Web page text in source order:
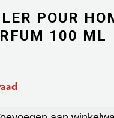
POUR
100 ML